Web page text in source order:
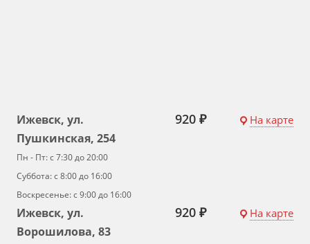
Ижевск, ул.
Пушкинская, 254
Пн - Пт: с 7:30 до 20:00
Суббота: с 8:00 до 16:00
Воскресенье: с 9:00 до 16:00
920 ₽ На карте
Ижевск, ул.
Ворошилова, 83
920 ₽ На карте